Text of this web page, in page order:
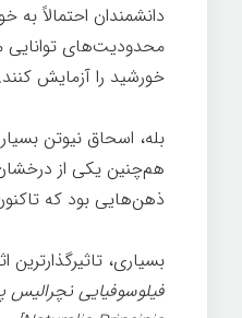
دانشمندان احتمالاً به
محدودیت‌های توانایی
خورشید را آزمایش کنند.
بله، اسحاق نیوتن
هم‌چنین یکی از
ذهن‌هایی بود که
بسیاری، تاثیرگذارترین